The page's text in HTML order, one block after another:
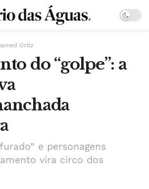
Ortiz
do “golpe”: a
e personagens
vira circo dos